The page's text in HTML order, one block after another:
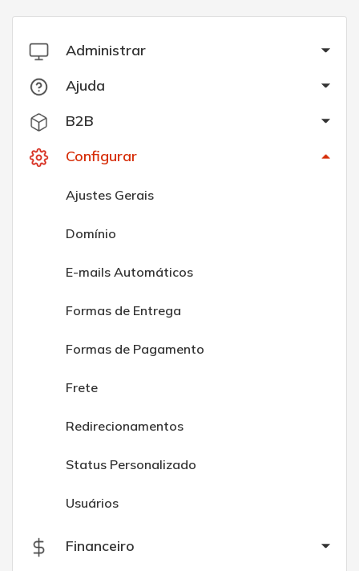
Administrar
Ajuda
B2B
Configurar
Ajustes Gerais
Domínio
E-mails Automáticos
Formas de Entrega
Formas de Pagamento
Frete
Redirecionamentos
Status Personalizado
Usuários
Financeiro